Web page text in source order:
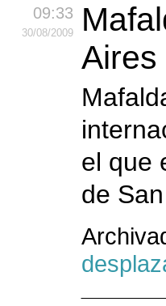
09:33
30/08/2009
Aires
el que
de